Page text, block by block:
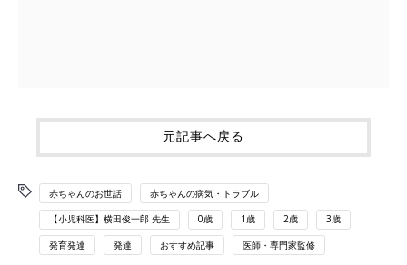
元記事へ戻る
赤ちゃんのお世話 赤ちゃんの病気・トラブル
【小児科医】横田俊一郎 先生 0歳 1歳 2歳 3歳
発育発達 発達 おすすめ記事 医師・専門家監修